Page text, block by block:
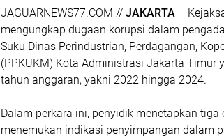
‎JAGUARNEWS77.COM // JAKARTA –
mengungkap dugaan korupsi dalam
Suku Dinas Perindustrian, Perdagangan,
(PPKUKM) Kota Administrasi Jakarta Timur
tahun anggaran, yakni 2022 hingga 2024.
Dalam perkara ini, penyidik menetapkan
menemukan indikasi penyimpangan dalam